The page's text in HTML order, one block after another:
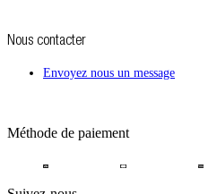
Nous contacter
Envoyez nous un message
Méthode de paiement